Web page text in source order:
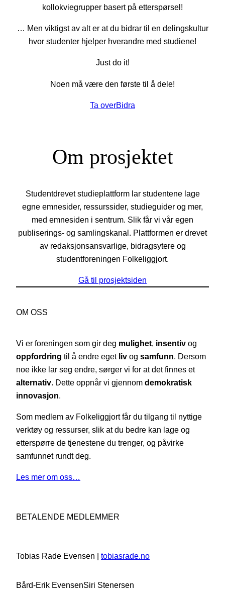
kollokviegrupper basert på etterspørsel!
… Men viktigst av alt er at du bidrar til en delingskultur
hvor studenter hjelper hverandre med studiene!
Just do it!
Noen må være den første til å dele!
Ta overBidra
Om prosjektet
Studentdrevet studieplattform lar studentene lage
egne emnesider, ressurssider, studieguider og mer,
med emnesiden i sentrum. Slik får vi vår egen
publiserings- og samlingskanal. Plattformen er drevet
av redaksjonsansvarlige, bidragsytere og
studentforeningen Folkeliggjort.
Gå til prosjektsiden
OM OSS
Vi er foreningen som gir deg mulighet, insentiv og
oppfordring til å endre eget liv og samfunn. Dersom
noe ikke lar seg endre, sørger vi for at det finnes et
alternativ. Dette oppnår vi gjennom demokratisk
innovasjon.
Som medlem av Folkeliggjort får du tilgang til nyttige
verktøy og ressurser, slik at du bedre kan lage og
etterspørre de tjenestene du trenger, og påvirke
samfunnet rundt deg.
Les mer om oss…
BETALENDE MEDLEMMER
Tobias Rade Evensen | tobiasrade.no
Bård-Erik EvensenSiri Stenersen